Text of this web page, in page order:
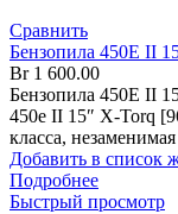
Сравнить
Бензопила 450Е II
Br1 600.00
Бензопила 450Е II
450е II 15″ X-Torq
класса,
Добавить в список
Подробнее
Быстрый просмотр